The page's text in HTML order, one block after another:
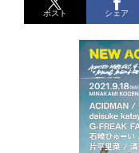
ポスト シェア